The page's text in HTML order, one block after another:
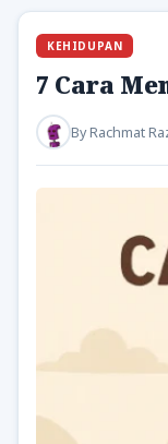
KEHIDUPAN
7 Cara
ByRachmat